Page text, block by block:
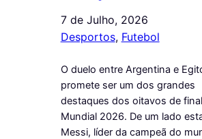
7 de Julho, 2026
Desportos, Futebol
O duelo entre Argentina e
promete ser um dos grandes
destaques dos oitavos de
Mundial 2026. De um lado
Messi, líder da campeã do